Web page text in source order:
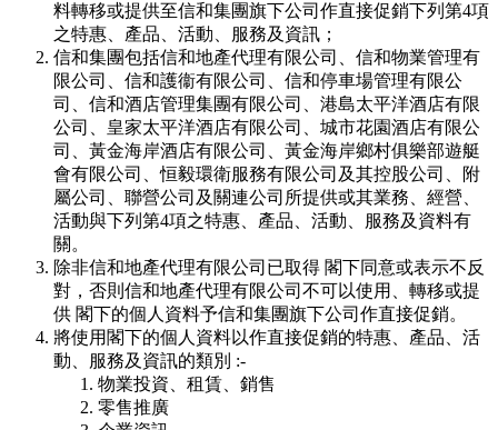
料轉移或提供至信和集團旗下公司作直接促銷下列第4項
之特惠、產品、活動、服務及資訊；
信和集團包括信和地產代理有限公司、信和物業管理有
限公司、信和護衞有限公司、信和停車場管理有限公
司、信和酒店管理集團有限公司、港島太平洋酒店有限
公司、皇家太平洋酒店有限公司、城市花園酒店有限公
司、黃金海岸酒店有限公司、黃金海岸鄉村俱樂部遊艇
會有限公司、恒毅環衛服務有限公司及其控股公司、附
屬公司、聯營公司及關連公司所提供或其業務、經營、
活動與下列第4項之特惠、產品、活動、服務及資料有
關。
除非信和地產代理有限公司已取得 閣下同意或表示不反
對，否則信和地產代理有限公司不可以使用、轉移或提
供 閣下的個人資料予信和集團旗下公司作直接促銷。
將使用閣下的個人資料以作直接促銷的特惠、產品、活
動、服務及資訊的類別 :-
物業投資、租賃、銷售
零售推廣